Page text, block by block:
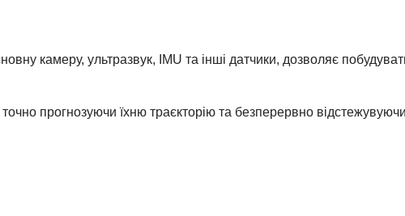
камеру, ультразвук, IMU та інші датчики, дозволяє
прогнозуючи їхню траєкторію та безперервно